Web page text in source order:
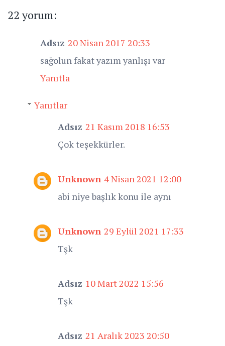
22 yorum:
Adsız 20 Nisan 2017 20:33
sağolun fakat yazım yanlışı var
Yanıtla
Yanıtlar
Adsız 21 Kasım 2018 16:53
Çok teşekkürler.
Unknown 4 Nisan 2021 12:00
abi niye başlık konu ile aynı
Unknown 29 Eylül 2021 17:33
Tşk
Adsız 10 Mart 2022 15:56
Tşk
Adsız 21 Aralık 2023 20:50